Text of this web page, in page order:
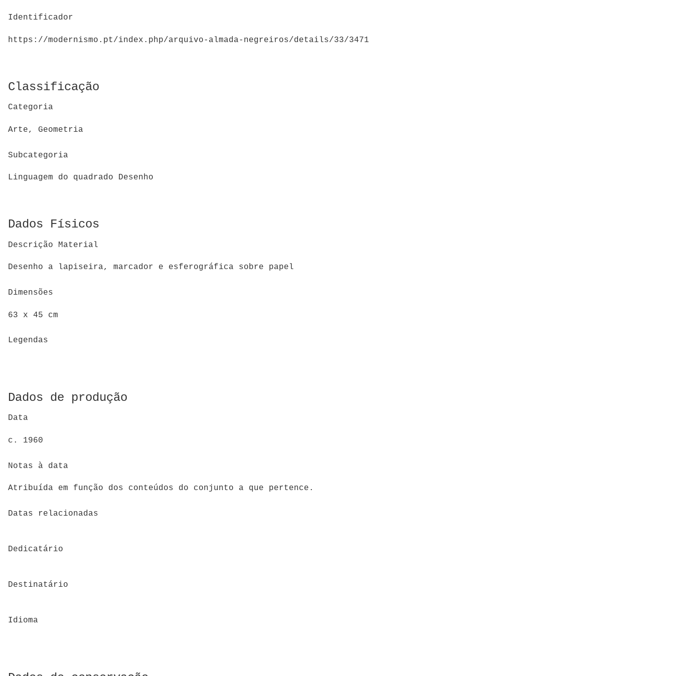
Identificador
https://modernismo.pt/index.php/arquivo-almada-negreiros/details/33/3471
Classificação
Categoria
Arte, Geometria
Subcategoria
Linguagem do quadrado Desenho
Dados Físicos
Descrição Material
Desenho a lapiseira, marcador e esferográfica sobre papel
Dimensões
63 x 45 cm
Legendas
Dados de produção
Data
c. 1960
Notas à data
Atribuída em função dos conteúdos do conjunto a que pertence.
Datas relacionadas
Dedicatário
Destinatário
Idioma